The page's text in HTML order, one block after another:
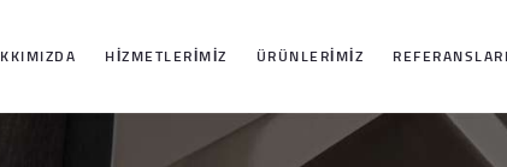
HIZMETLERIMIZ ÜRÜNLERIMIZ